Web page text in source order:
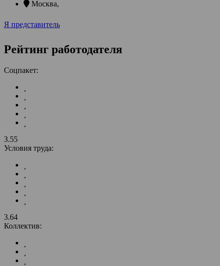
Москва,
Я представитель
Рейтинг работодателя
Соцпакет:
3.55
Условия труда:
3.64
Коллектив: